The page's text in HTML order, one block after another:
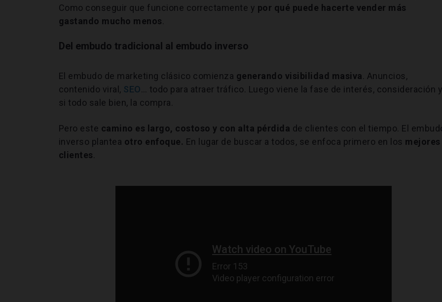
Como conseguir que funcione correctamente y por qué puede hacerte vender más
gastando mucho menos.
Del embudo tradicional al embudo inverso
El embudo de marketing clásico comienza generando visibilidad masiva. Anuncios,
contenido viral, SEO… todo para atraer tráfico. Luego viene la fase de interés, consideración
si todo sale bien, la compra.
Pero este camino es largo, costoso y con alta pérdida de clientes con el tiempo. El
inverso plantea otro enfoque. En lugar de buscar a todos, se enfoca primero en los mejores
clientes.